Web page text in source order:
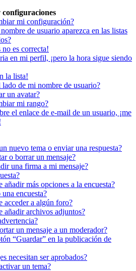
configuraciones
mi configuración?
de usuario aparezca en las listas
es correcta!
en mi perfil, ¡pero la hora sigue siendo
la lista!
lado de mi nombre de usuario?
un avatar?
mi rango?
el enlace de e-mail de un usuario, ¡me
nuevo tema o enviar una respuesta?
o borrar un mensaje?
una firma a mi mensaje?
añadir más opciones a la encuesta?
encuesta?
acceder a algún foro?
añadir archivos adjuntos?
un mensaje a un moderador?
“Guardar” en la publicación de
necesitan ser aprobados?
un tema?